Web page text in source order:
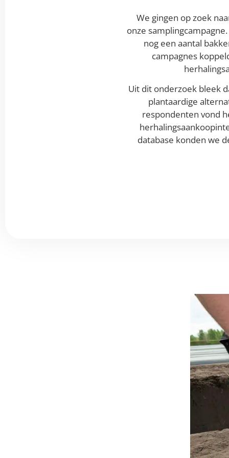
We gingen op zoek
onze
nog een aantal
campagnes
Uit dit onderzoek bleek
plantaardige
respondenten vond
database konden we